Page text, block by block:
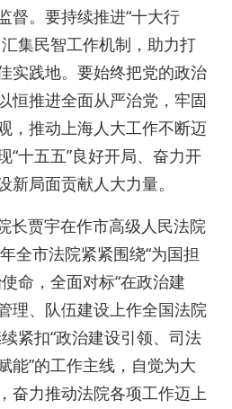
督。要持续推进“十大行
集民智工作机制，助力打
实践地。要始终把党的政治
恒推进全面从严治党，牢固
，推动上海人大工作不断迈
“十五五”良好开局、奋力开
局面贡献人大力量。
长贾宇在作市高级人民法院
全市法院紧紧围绕“为国担
命，全面对标“在政治建
理、队伍建设上作全国法院
紧扣“政治建设引领、司法
能”的工作主线，自觉为大
奋力推动法院各项工作迈上